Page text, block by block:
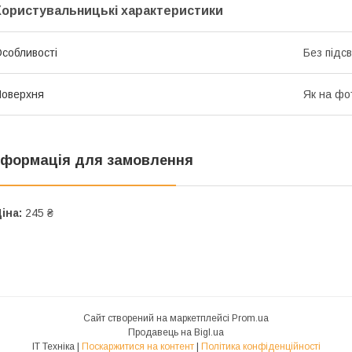
характеристики
Без
Як на
для замовлення
245 ₴
Сайт створений на маркетплейсі Prom.ua
Продавець на Bigl.ua
IT Техніка | Поскаржитися на контент | Політика конфіденційності